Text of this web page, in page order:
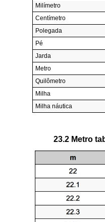
Milímetro
Centímetro
Polegada
Pé
Jarda
Metro
Quilômetro
Milha
Milha náutica
23.2 Metro